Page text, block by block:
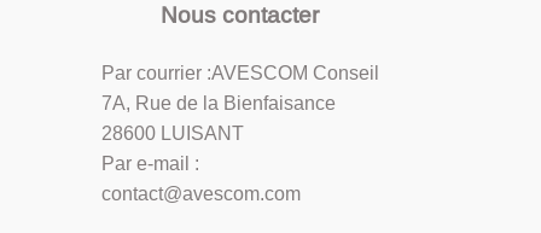
Nous contacter
Par courrier :AVESCOM Conseil
7A, Rue de la Bienfaisance
28600 LUISANT
Par e-mail :
contact@avescom.com